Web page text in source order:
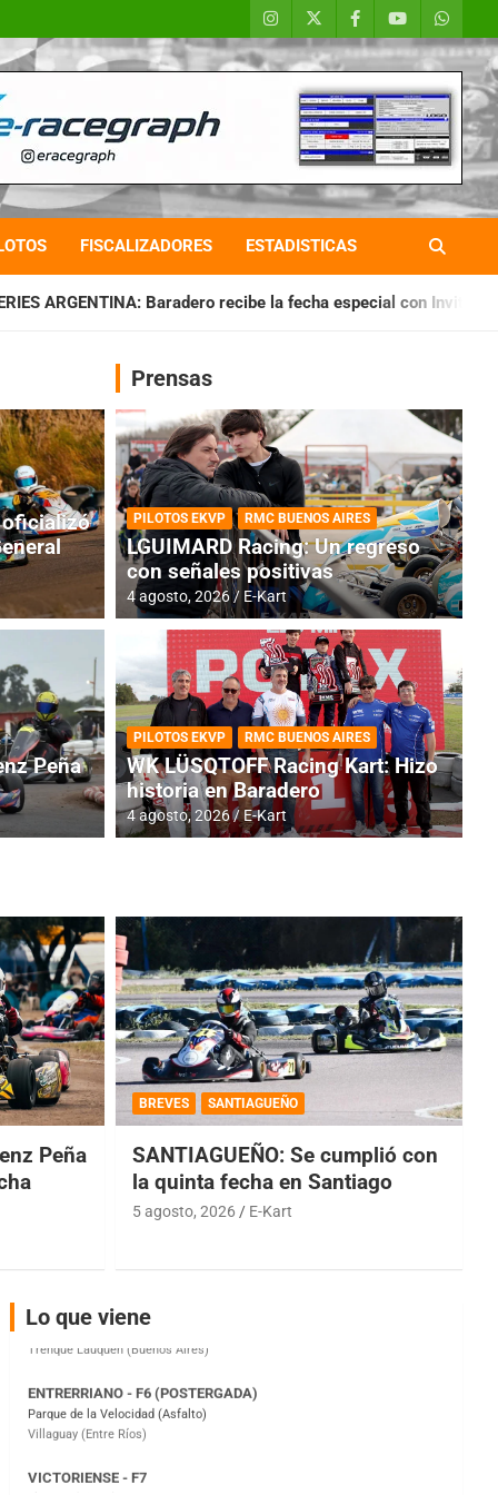
FISCALIZADORES ESTADISTICAS
recibe la fecha especial con Invitados CHAQUEÑO
RMC BUENOS AIRES
Cerró una jornada
oficializó
Peña
Prensas
PILOTOS EKVP RMC BUENOS AIRES
LGUIMARD Racing: Un regreso
con señales positivas
4 agosto, 2026 E-Kart
PILOTOS EKVP RMC BUENOS AIRES
WK LÜSQTOFF Racing Kart: Hizo
historia en Baradero
4 agosto, 2026 E-Kart
Peña
BREVES SANTIAGUEÑO
SANTIAGUEÑO: Se cumplió con
la quinta fecha en Santiago
5 agosto, 2026 E-Kart
Lo que viene
COBERTURA ESPECIAL DE E-KART.COM.AR
08/09-AGO
IAME SERIES ARGENTINA 6
Ramiro Tot (Asfalto)
Parque de la Velocidad (Asfalto)
El Cerro (Tierra)
Victoria (Entre Ríos)
Moto Club Reginense (Tierra)